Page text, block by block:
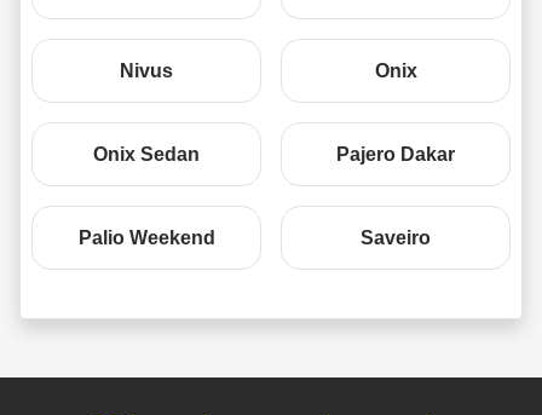
Nivus Onix
Onix Sedan Pajero Dakar
Palio Weekend Saveiro